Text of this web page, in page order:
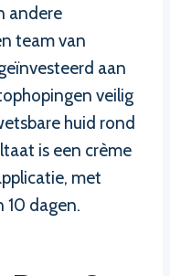
andere
team van
aan
veilig
huid rond
is een crème
met
10 dagen.